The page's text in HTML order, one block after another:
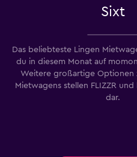
Sixt
Das beliebteste Lingen
du in diesem Monat auf
Weitere großartige Optionen
Mietwagens stellen FLIZZR
dar.